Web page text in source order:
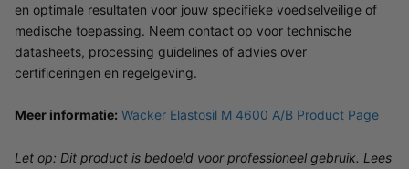
en optimale resultaten voor jouw specifieke voedselveilige of
medische toepassing. Neem contact op voor technische
datasheets, processing guidelines of advies over
certificeringen en regelgeving.
Meer informatie: Wacker Elastosil M 4600 A/B Product Page
Let op: Dit product is bedoeld voor professioneel gebruik. Lees